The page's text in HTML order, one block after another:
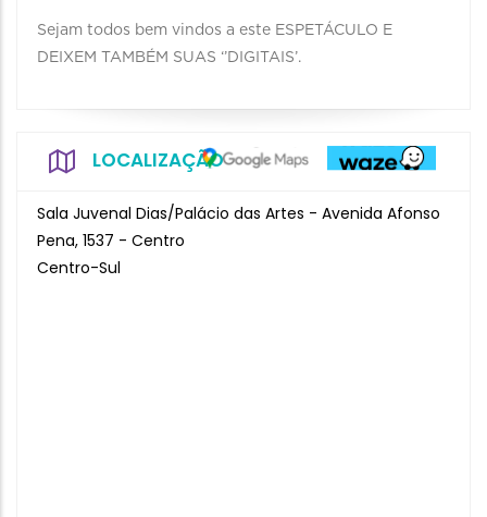
Sejam todos bem vindos a este ESPETÁCULO E
DEIXEM TAMBÉM SUAS ‘’DIGITAIS’.
LOCALIZAÇÃO
Sala Juvenal Dias/Palácio das Artes - Avenida Afonso
Pena, 1537 - Centro
Centro-Sul